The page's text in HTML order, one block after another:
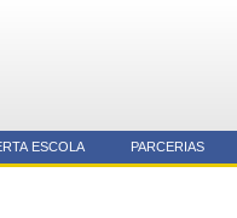
ESCOLA PARCERIAS